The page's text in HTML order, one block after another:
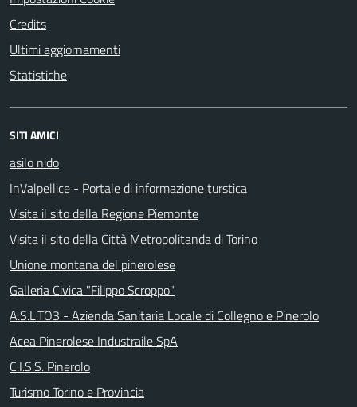
Credits
Ultimi aggiornamenti
Statistiche
SITI AMICI
asilo nido
InValpellice - Portale di informazione turstica
Visita il sito della Regione Piemonte
Visita il sito della Città Metropolitanda di Torino
Unione montana del pinerolese
Galleria Civica "Filippo Scroppo"
A.S.L.TO3 - Azienda Sanitaria Locale di Collegno e Pinerolo
Acea Pinerolese Industraile SpA
C.I.S.S. Pinerolo
Turismo Torino e Provincia